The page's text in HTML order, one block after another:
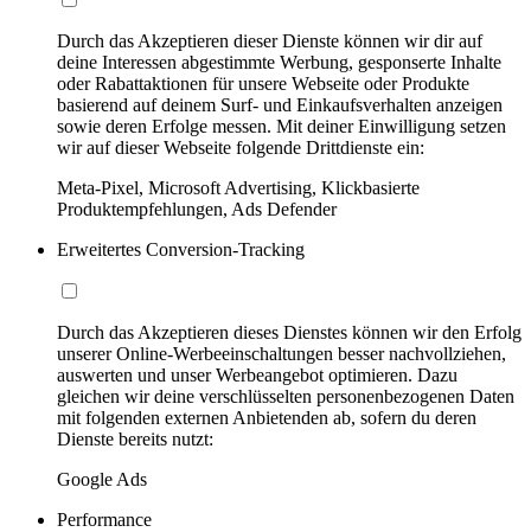
Durch das Akzeptieren dieser Dienste können wir dir auf
deine Interessen abgestimmte Werbung, gesponserte Inhalte
oder Rabattaktionen für unsere Webseite oder Produkte
basierend auf deinem Surf- und Einkaufsverhalten anzeigen
sowie deren Erfolge messen. Mit deiner Einwilligung setzen
wir auf dieser Webseite folgende Drittdienste ein:
Meta-Pixel, Microsoft Advertising, Klickbasierte
Produktempfehlungen, Ads Defender
Erweitertes Conversion-Tracking
Durch das Akzeptieren dieses Dienstes können wir den Erfolg
unserer Online-Werbeeinschaltungen besser nachvollziehen,
auswerten und unser Werbeangebot optimieren. Dazu
gleichen wir deine verschlüsselten personenbezogenen Daten
mit folgenden externen Anbietenden ab, sofern du deren
Dienste bereits nutzt:
Google Ads
Performance